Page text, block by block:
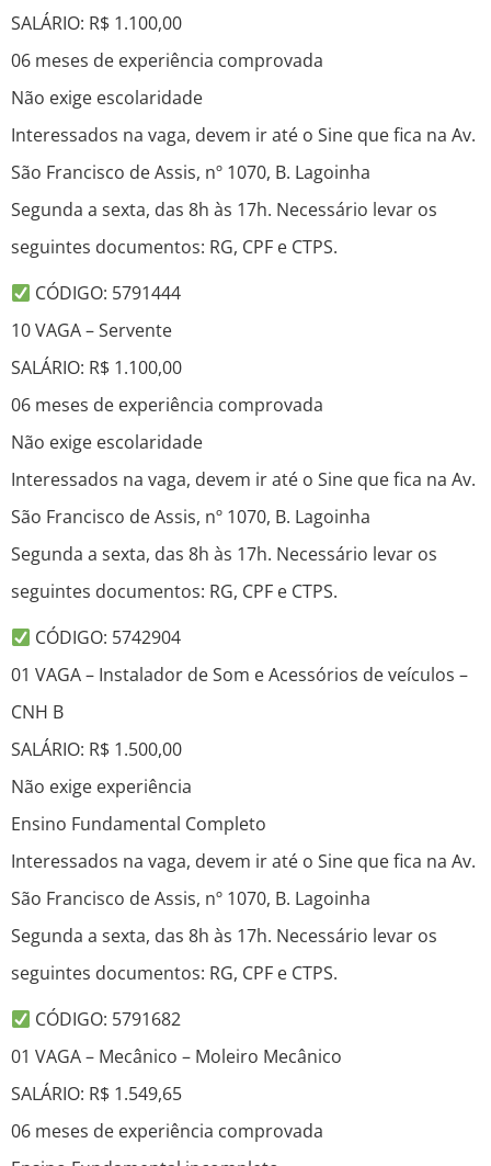
SALÁRIO: R$ 1.100,00
06 meses de experiência comprovada
Não exige escolaridade
Interessados na vaga, devem ir até o Sine que fica na Av.
São Francisco de Assis, nº 1070, B. Lagoinha
Segunda a sexta, das 8h às 17h. Necessário levar os
seguintes documentos: RG, CPF e CTPS.
CÓDIGO: 5791444
10 VAGA – Servente
SALÁRIO: R$ 1.100,00
06 meses de experiência comprovada
Não exige escolaridade
Interessados na vaga, devem ir até o Sine que fica na Av.
São Francisco de Assis, nº 1070, B. Lagoinha
Segunda a sexta, das 8h às 17h. Necessário levar os
seguintes documentos: RG, CPF e CTPS.
CÓDIGO: 5742904
01 VAGA – Instalador de Som e Acessórios de veículos –
CNH B
SALÁRIO: R$ 1.500,00
Não exige experiência
Ensino Fundamental Completo
Interessados na vaga, devem ir até o Sine que fica na Av.
São Francisco de Assis, nº 1070, B. Lagoinha
Segunda a sexta, das 8h às 17h. Necessário levar os
seguintes documentos: RG, CPF e CTPS.
CÓDIGO: 5791682
01 VAGA – Mecânico – Moleiro Mecânico
SALÁRIO: R$ 1.549,65
06 meses de experiência comprovada